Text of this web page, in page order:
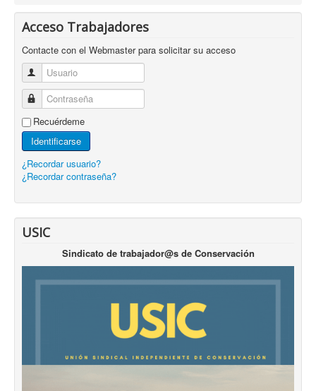
Acceso Trabajadores
Contacte con el Webmaster para solicitar su acceso
Usuario
Contraseña
Recuérdeme
Identificarse
¿Recordar usuario?
¿Recordar contraseña?
USIC
Sindicato de trabajador@s de Conservación